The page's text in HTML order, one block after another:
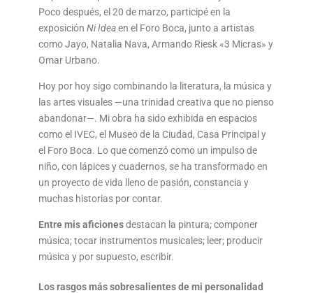
Poco después, el 20 de marzo, participé en la
exposición Ni Ideaen el Foro Boca, junto a artistas
como Jayo, Natalia Nava, Armando Riesk «3 Micras» y
Omar Urbano.
Hoy por hoy sigo combinando la literatura, la música y
las artes visuales —una trinidad creativa que no pienso
abandonar—. Mi obra ha sido exhibida en espacios
como el IVEC, el Museo de la Ciudad, Casa Principal y
el Foro Boca. Lo que comenzó como un impulso de
niño, con lápices y cuadernos, se ha transformado en
un proyecto de vida lleno de pasión, constancia y
muchas historias por contar.
Entre mis aficionesdestacan la pintura; componer
música; tocar instrumentos musicales; leer; producir
música y por supuesto, escribir.
Los rasgos más sobresalientes de mi personalidad